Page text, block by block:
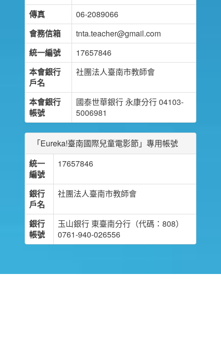
傳真
06-2089066
會務信箱
tnta.teacher@gmail.com
統一編號
17657846
本會銀行
戶名
社團法人臺南市教師會
本會銀行
帳號
國泰世華銀行 永康分行 04103-
5006981
「Eureka!臺南國際兒童電影節」專用帳號
統一
編號
17657846
銀行
戶名
社團法人臺南市教師會
銀行
帳號
玉山銀行 東臺南分行（代碼：808）
0761-940-026556